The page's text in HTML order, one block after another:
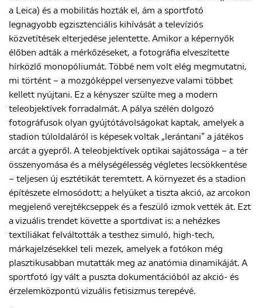
a Leica) és a mobilitás hozták el, ám a sportfotó
legnagyobb egzisztenciális kihívását a televíziós
közvetítések elterjedése jelentette. Amikor a képernyők
élőben adták a mérkőzéseket, a fotográfia elveszítette
hírközlő monopóliumát. Többé nem volt elég megmutatni,
mi történt – a mozgóképpel versenyezve valami többet
kellett nyújtani. Ez a kényszer szülte meg a modern
teleobjektívek forradalmát. A pálya szélén dolgozó
fotográfusok olyan gyújtótávolságokat kaptak, amelyek a
stadion túloldaláról is képesek voltak „lerántani” a játékos
arcát a gyepről. A teleobjektívek optikai sajátossága – a tér
összenyomása és a mélységélesség végletes lecsökkentése
– teljesen új esztétikát teremtett. A környezet és a stadion
építészete elmosódott; a helyüket a tiszta akció, az arcokon
megjelenő verejtékcseppek és a feszülő izmok vették át. Ezt
a vizuális trendet követte a sportdivat is: a nehézkes
textíliákat felváltották a testhez simuló, high-tech,
márkajelzésekkel teli mezek, amelyek a fotókon még
plasztikusabban mutatták meg az anatómia dinamikáját. A
sportfotó így vált a puszta dokumentációból az akció- és
érzelemközpontú vizuális fetisizmus terepévé.